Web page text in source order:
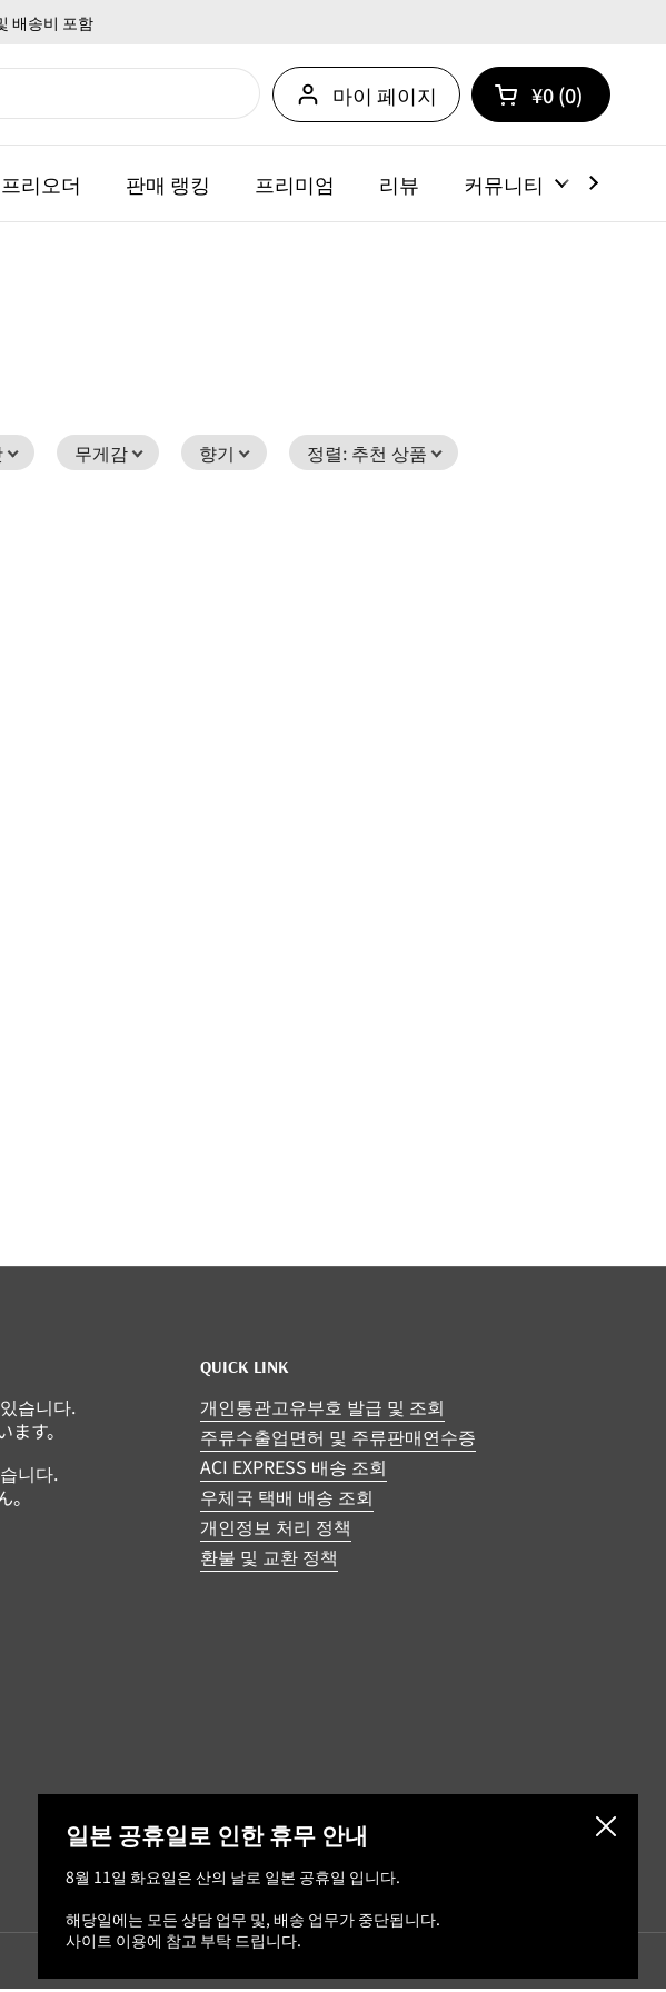
배송비 포함
마이 페이지 카트 열기
쇼핑 카트 총계:
¥0 0
카트 내에 제품
프리오더 판매 랭킹 프리미엄 리뷰 커뮤니티
무게감 향기 정렬: 추천 상품
습니다.
す。
니다.
QUICK LINK
개인통관고유부호 발급 및 조회
주류수출업면허 및 주류판매연수증
ACI EXPRESS 배송 조회
우체국 택배 배송 조회
개인정보 처리 정책
환불 및 교환 정책
일본 공휴일로 인한 휴무 안내
8월 11일 화요일은 산의 날로 일본 공휴일 입니다.
해당일에는 모든 상담 업무 및, 배송 업무가 중단됩니다.
사이트 이용에 참고 부탁 드립니다.
닫기